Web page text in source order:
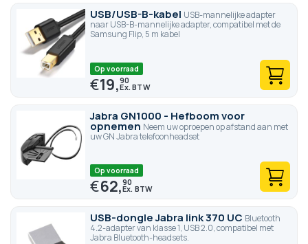
USB/USB-B-kabel USB-mannelijke adapter
naar USB-B-mannelijke adapter, compatibel met de
Samsung Flip, 5 m kabel
Op voorraad
€19,90
Jabra GN1000 - Hefboom voor
opnemen Neem uw oproepen op afstand aan met
uw GN Jabra telefoonheadset
Op voorraad
€62,90
USB-dongle Jabra link 370 UC Bluetooth
4.2-adapter van klasse 1, USB 2.0, compatibel met
Jabra Bluetooth-headsets.